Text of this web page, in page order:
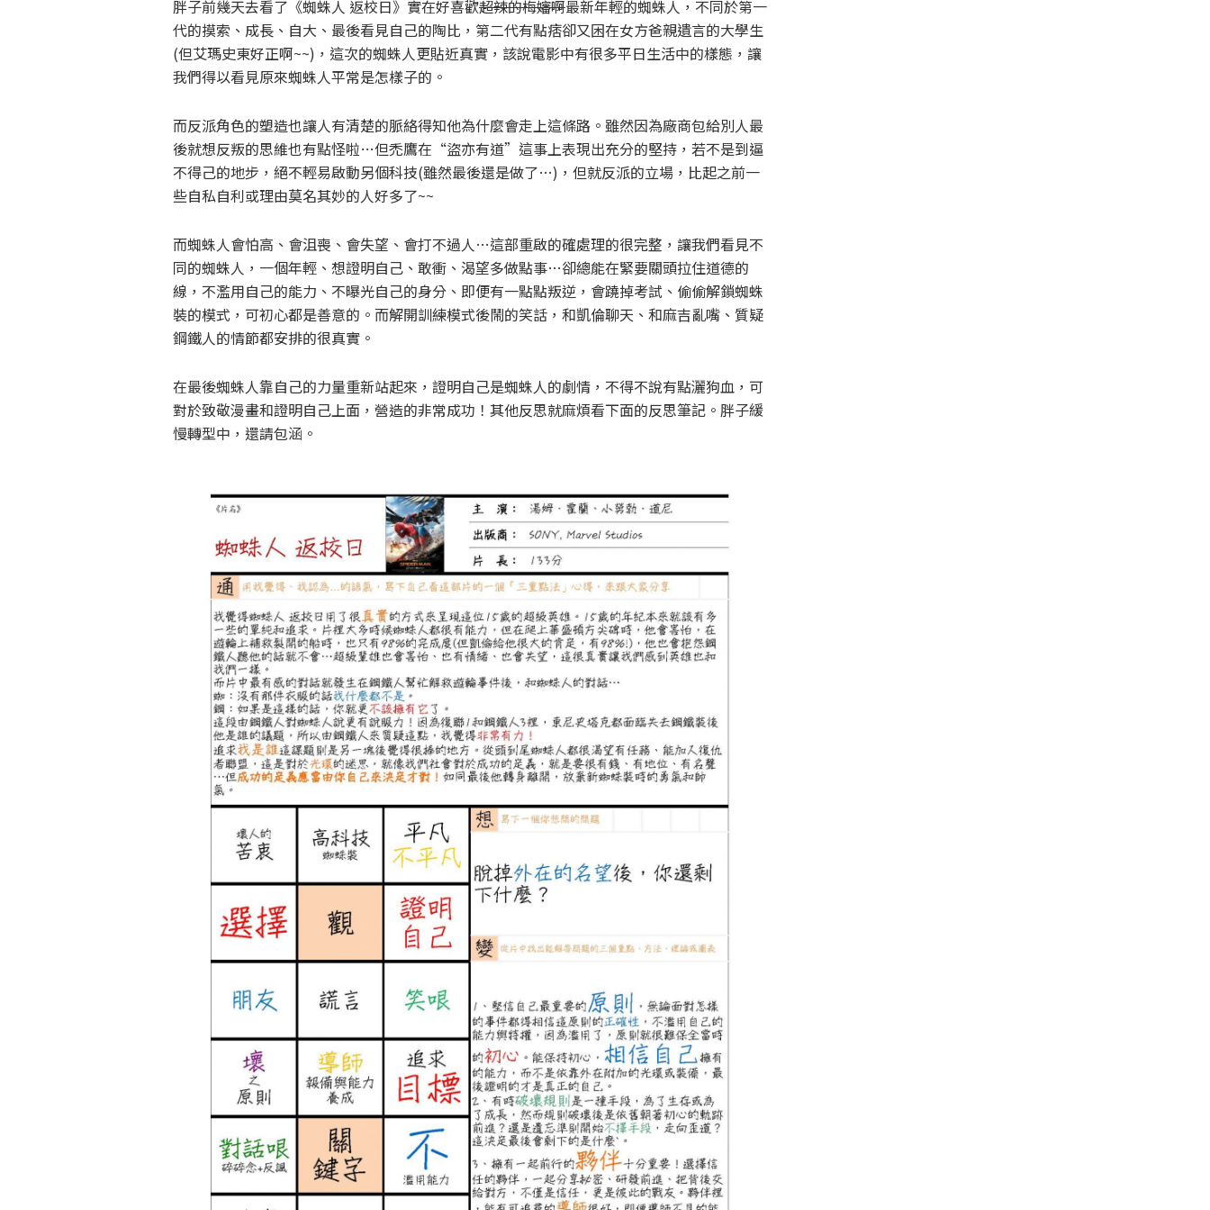
胖子前幾天去看了《蜘蛛人 返校日》實在好喜歡超辣的梅嬸啊最新年輕的蜘蛛人，不同於第一
代的摸索、成長、自大、最後看見自己的陶比，第二代有點痞卻又困在女方爸親遺言的大學生
(但艾瑪史東好正啊~~)，這次的蜘蛛人更貼近真實，該說電影中有很多平日生活中的樣態，讓
我們得以看見原來蜘蛛人平常是怎樣子的。
而反派角色的塑造也讓人有清楚的脈絡得知他為什麼會走上這條路。雖然因為廠商包給別人最
後就想反叛的思維也有點怪啦…但禿鷹在“盜亦有道”這事上表現出充分的堅持，若不是到逼
不得己的地步，絕不輕易啟動另個科技(雖然最後還是做了…)，但就反派的立場，比起之前一
些自私自利或理由莫名其妙的人好多了~~
而蜘蛛人會怕高、會沮喪、會失望、會打不過人…這部重啟的確處理的很完整，讓我們看見不
同的蜘蛛人，一個年輕、想證明自己、敢衝、渴望多做點事…卻總能在緊要關頭拉住道德的
線，不濫用自己的能力、不曝光自己的身分、即便有一點點叛逆，會蹺掉考試、偷偷解鎖蜘蛛
裝的模式，可初心都是善意的。而解開訓練模式後鬧的笑話，和凱倫聊天、和麻吉亂嘴、質疑
鋼鐵人的情節都安排的很真實。
在最後蜘蛛人靠自己的力量重新站起來，證明自己是蜘蛛人的劇情，不得不說有點灑狗血，可
對於致敬漫畫和證明自己上面，營造的非常成功！其他反思就麻煩看下面的反思筆記。胖子緩
慢轉型中，還請包涵。